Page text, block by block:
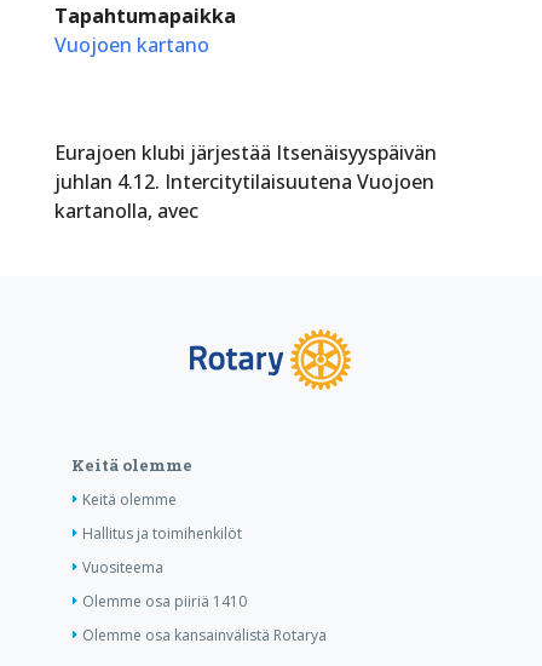
Tapahtumapaikka
Vuojoen kartano
Eurajoen klubi järjestää Itsenäisyyspäivän
juhlan 4.12. Intercitytilaisuutena Vuojoen
kartanolla, avec
Keitä olemme
Keitä olemme
Hallitus ja toimihenkilöt
Vuositeema
Olemme osa piiriä 1410
Olemme osa kansainvälistä Rotarya